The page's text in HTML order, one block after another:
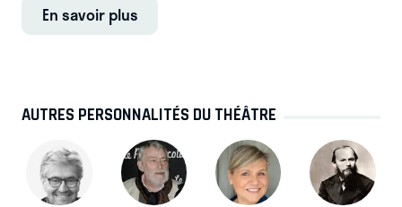
En savoir plus
AUTRES PERSONNALITÉS DU THÉÂTRE